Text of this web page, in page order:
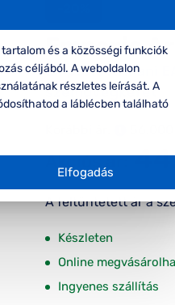
Emporio
Emporio Armani
szemüvegkeret
Akciós ár:
A feltűntetett ár a
Készleten
Online
Ingyenes szállítás
és a közösségi funkciók
céljából. A weboldalon
részletes leírását. A
a láblécben található
Elfogadás